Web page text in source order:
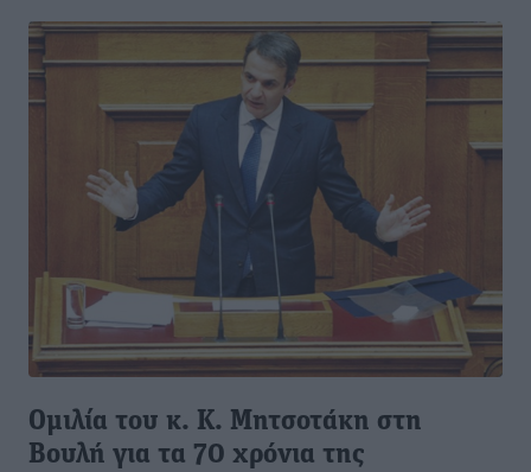
Ομιλία του κ. Κ. Μητσοτάκη στη
Βουλή για τα 70 χρόνια της